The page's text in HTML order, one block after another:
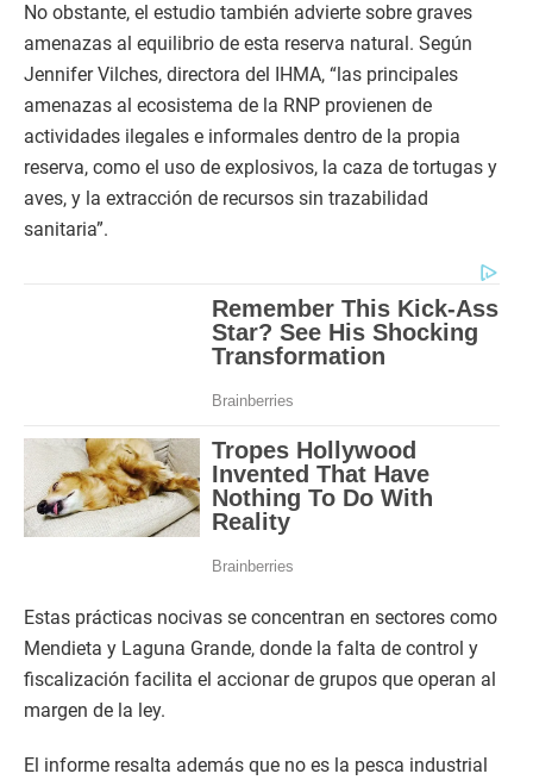
No obstante, el estudio también advierte sobre graves
amenazas al equilibrio de esta reserva natural. Según
Jennifer Vilches, directora del IHMA, “las principales
amenazas al ecosistema de la RNP provienen de
actividades ilegales e informales dentro de la propia
reserva, como el uso de explosivos, la caza de tortugas y
aves, y la extracción de recursos sin trazabilidad
sanitaria”.
Estas prácticas nocivas se concentran en sectores como
Mendieta y Laguna Grande, donde la falta de control y
fiscalización facilita el accionar de grupos que operan al
margen de la ley.
El informe resalta además que no es la pesca industrial